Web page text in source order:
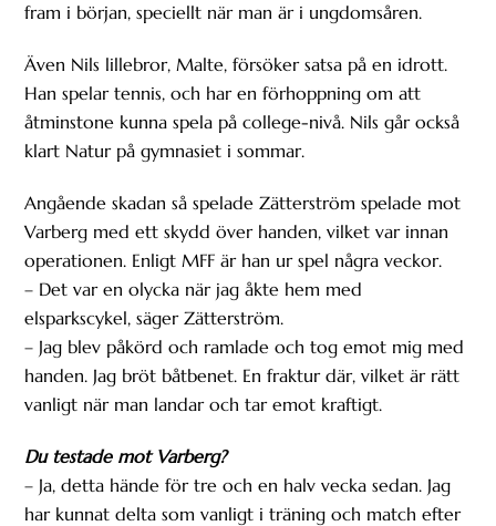
fram i början, speciellt när man är i ungdomsåren.
Även Nils lillebror, Malte, försöker satsa på en idrott.
Han spelar tennis, och har en förhoppning om att
åtminstone kunna spela på college-nivå. Nils går också
klart Natur på gymnasiet i sommar.
Angående skadan så spelade Zätterström spelade mot
Varberg med ett skydd över handen, vilket var innan
operationen. Enligt MFF är han ur spel några veckor.
– Det var en olycka när jag åkte hem med
elsparkscykel, säger Zätterström.
– Jag blev påkörd och ramlade och tog emot mig med
handen. Jag bröt båtbenet. En fraktur där, vilket är rätt
vanligt när man landar och tar emot kraftigt.
Du testade mot Varberg?
– Ja, detta hände för tre och en halv vecka sedan. Jag
har kunnat delta som vanligt i träning och match efter